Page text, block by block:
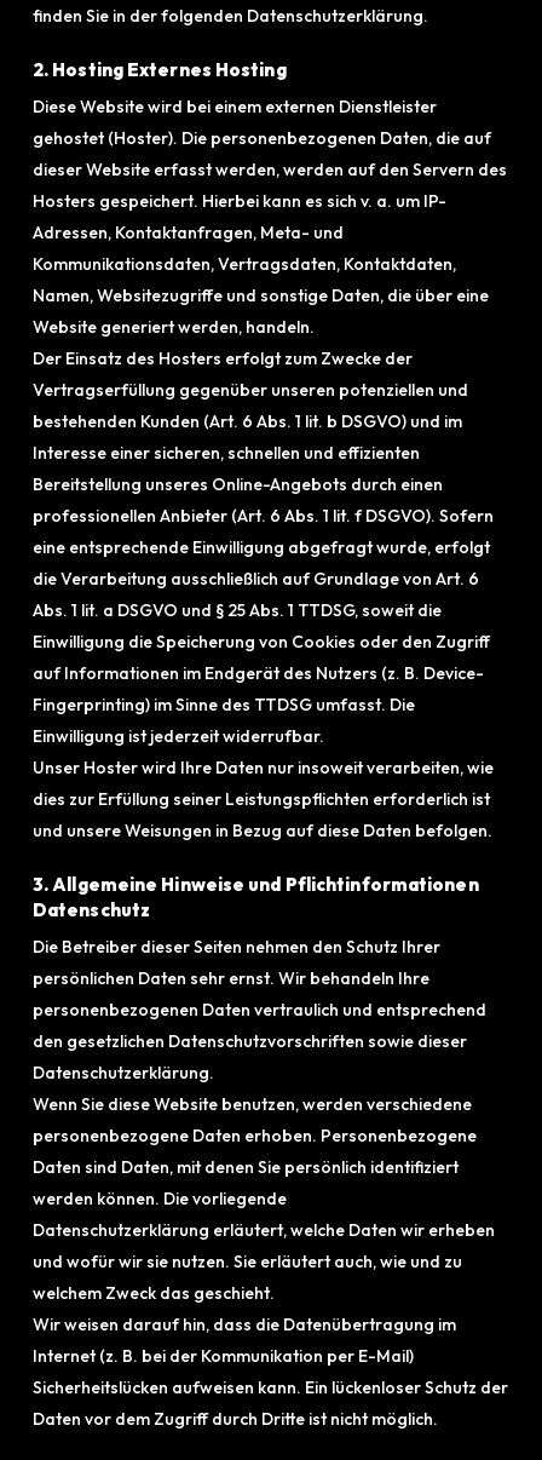
finden Sie in der folgenden Datenschutzerklärung.
2. Hosting Externes Hosting
Diese Website wird bei einem externen Dienstleister
gehostet (Hoster). Die personenbezogenen Daten, die auf
dieser Website erfasst werden, werden auf den Servern des
Hosters gespeichert. Hierbei kann es sich v. a. um IP-
Adressen, Kontaktanfragen, Meta- und
Kommunikationsdaten, Vertragsdaten, Kontaktdaten,
Namen, Websitezugriffe und sonstige Daten, die über eine
Website generiert werden, handeln.
Der Einsatz des Hosters erfolgt zum Zwecke der
Vertragserfüllung gegenüber unseren potenziellen und
bestehenden Kunden (Art. 6 Abs. 1 lit. b DSGVO) und im
Interesse einer sicheren, schnellen und effizienten
Bereitstellung unseres Online-Angebots durch einen
professionellen Anbieter (Art. 6 Abs. 1 lit. f DSGVO). Sofern
eine entsprechende Einwilligung abgefragt wurde, erfolgt
die Verarbeitung ausschließlich auf Grundlage von Art. 6
Abs. 1 lit. a DSGVO und § 25 Abs. 1 TTDSG, soweit die
Einwilligung die Speicherung von Cookies oder den Zugriff
auf Informationen im Endgerät des Nutzers (z. B. Device-
Fingerprinting) im Sinne des TTDSG umfasst. Die
Einwilligung ist jederzeit widerrufbar.
Unser Hoster wird Ihre Daten nur insoweit verarbeiten, wie
dies zur Erfüllung seiner Leistungspflichten erforderlich ist
und unsere Weisungen in Bezug auf diese Daten befolgen.
3. Allgemeine Hinweise und Pflichtinformationen
Datenschutz
Die Betreiber dieser Seiten nehmen den Schutz Ihrer
persönlichen Daten sehr ernst. Wir behandeln Ihre
personenbezogenen Daten vertraulich und entsprechend
den gesetzlichen Datenschutzvorschriften sowie dieser
Datenschutzerklärung.
Wenn Sie diese Website benutzen, werden verschiedene
personenbezogene Daten erhoben. Personenbezogene
Daten sind Daten, mit denen Sie persönlich identifiziert
werden können. Die vorliegende
Datenschutzerklärung erläutert, welche Daten wir erheben
und wofür wir sie nutzen. Sie erläutert auch, wie und zu
welchem Zweck das geschieht.
Wir weisen darauf hin, dass die Datenübertragung im
Internet (z. B. bei der Kommunikation per E-Mail)
Sicherheitslücken aufweisen kann. Ein lückenloser Schutz der
Daten vor dem Zugriff durch Dritte ist nicht möglich.